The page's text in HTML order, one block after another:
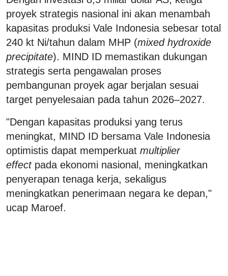
proyek strategis nasional ini akan menambah
kapasitas produksi Vale Indonesia sebesar total
240 kt Ni/tahun dalam MHP (mixed hydroxide
precipitate). MIND ID memastikan dukungan
strategis serta pengawalan proses
pembangunan proyek agar berjalan sesuai
target penyelesaian pada tahun 2026–2027.
"Dengan kapasitas produksi yang terus
meningkat, MIND ID bersama Vale Indonesia
optimistis dapat memperkuat multiplier
effect pada ekonomi nasional, meningkatkan
penyerapan tenaga kerja, sekaligus
meningkatkan penerimaan negara ke depan,"
ucap Maroef.